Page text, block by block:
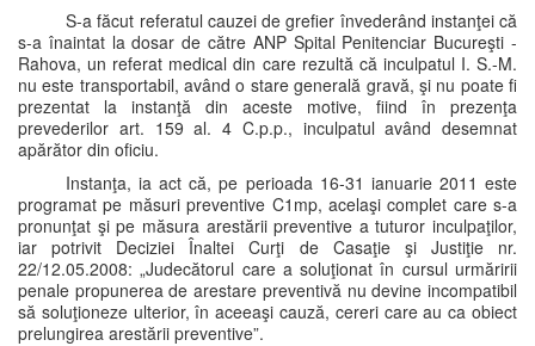
S-a făcut referatul cauzei de grefier învederând instanţei că
s-a înaintat la dosar de către ANP Spital Penitenciar Bucureşti -
Rahova, un referat medical din care rezultă că inculpatul I. S.-M.
nu este transportabil, având o stare generală gravă, şi nu poate fi
prezentat la instanţă din aceste motive, fiind în prezenţa
prevederilor art. 159 al. 4 C.p.p., inculpatul având desemnat
apărător din oficiu.
Instanţa, ia act că, pe perioada 16-31 ianuarie 2011 este
programat pe măsuri preventive C1mp, acelaşi complet care s-a
pronunţat şi pe măsura arestării preventive a tuturor inculpaţilor,
iar potrivit Deciziei Înaltei Curţi de Casaţie şi Justiţie nr.
22/12.05.2008: „Judecătorul care a soluţionat în cursul urmăririi
penale propunerea de arestare preventivă nu devine incompatibil
să soluţioneze ulterior, în aceeaşi cauză, cereri care au ca obiect
prelungirea arestării preventive”.